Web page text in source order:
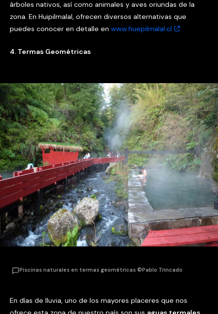
árboles nativos, así como animales y aves oriundas de la
zona. En Huipilmalal, ofrecen diversos alternativas que
puedes conocer en detalle en www.huepilmalal.cl
4. Termas Geométricas
Piscinas naturales en termas geométricas ©Pablo Trincado
En días de lluvia, uno de los mayores placeres que nos